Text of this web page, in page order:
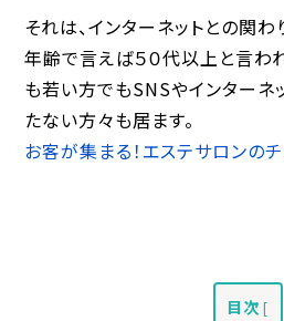
それは、インターネットとの関わ
年齢で言えば５０代以上と言わ
も若い方でもSNSやインターネ
たない方々も居ます。
お客が集まる！エステサロンの
目次 [